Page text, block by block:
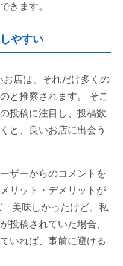
きます。
やすい
お店は、それだけ多くの
と推察されます。 そこ
投稿に注目し、投稿数
と、良いお店に出会う
ザーからのコメントを
リット・デメリットが
美味しかったけど、私
投稿されていた場合、
いれば、事前に避ける